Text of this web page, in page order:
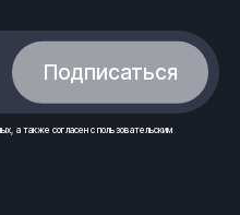
Подписаться
, а также согласен спользовательским